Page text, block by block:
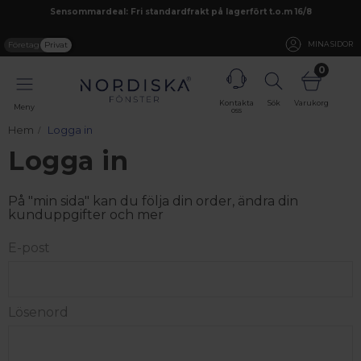
Sensommardeal: Fri standardfrakt på lagerfört t.o.m 16/8
Företag Privat MINA SIDOR
Meny
Kontakta
oss
Sök
0
Varukorg
Hem Logga in
Logga in
På "min sida" kan du följa din order, ändra din
kunduppgifter och mer
E-post
Lösenord